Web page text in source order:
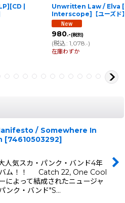
|
Unwritten Law / Elva
Interscope]【ユーズド
980.-(税別)
(税込: 1,078 .-)
在庫わずか
/ Somewhere In
[74610503292]
人気スカ・パンク・バンド4年
バム！！ Catch 22, One Cool
によって結成されたニュージャ
ンク・バンド"S…